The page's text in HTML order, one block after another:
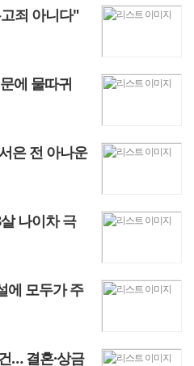
죄 아니다"
에 물따귀
은 전 아나운
나이차 극
에 모두가 주
… 결혼·상금